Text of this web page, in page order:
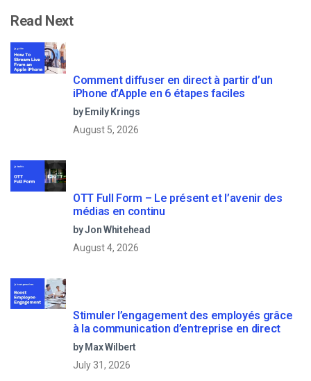
Read Next
Comment diffuser en direct à partir d’un
iPhone d’Apple en 6 étapes faciles
by Emily Krings
August 5, 2026
OTT Full Form – Le présent et l’avenir des
médias en continu
by Jon Whitehead
August 4, 2026
Stimuler l’engagement des employés grâce
à la communication d’entreprise en direct
by Max Wilbert
July 31, 2026